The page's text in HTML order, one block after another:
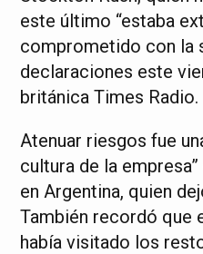
este último “estaba
comprometido con la
declaraciones este
británica Times Radio.
Atenuar riesgos fue
cultura de la
en Argentina, quien
También recordó que
había visitado los